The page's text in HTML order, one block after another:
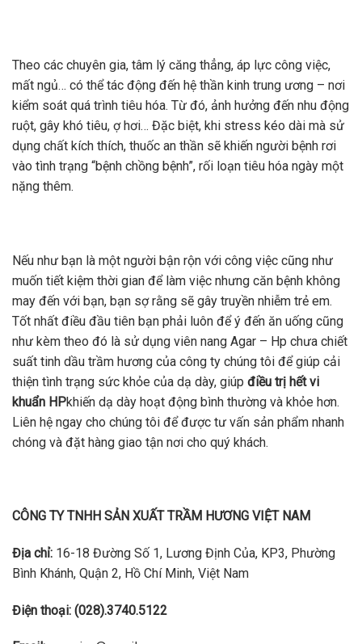
Theo các chuyên gia, tâm lý căng thẳng, áp lực công việc,
mất ngủ… có thể tác động đến hệ thần kinh trung ương – nơi
kiểm soát quá trình tiêu hóa. Từ đó, ảnh hưởng đến nhu động
ruột, gây khó tiêu, ợ hơi… Đặc biệt, khi stress kéo dài mà sử
dụng chất kích thích, thuốc an thần sẽ khiến người bệnh rơi
vào tình trạng “bệnh chồng bệnh”, rối loạn tiêu hóa ngày một
nặng thêm.
Nếu như bạn là một người bận rộn với công việc cũng như
muốn tiết kiệm thời gian để làm việc nhưng căn bệnh không
may đến với bạn, bạn sợ rằng sẽ gây truyền nhiễm trẻ em.
Tốt nhất điều đầu tiên bạn phải luôn để ý đến ăn uống cũng
như kèm theo đó là sử dụng viên nang Agar – Hp chưa chiết
suất tinh dầu trầm hương của công ty chúng tôi để giúp cải
thiện tình trạng sức khỏe của dạ dày, giúp điều trị hết vi
khuẩn HPkhiến dạ dày hoạt động bình thường và khỏe hơn.
Liên hệ ngay cho chúng tôi để được tư vấn sản phẩm nhanh
chóng và đặt hàng giao tận nơi cho quý khách.
CÔNG TY TNHH SẢN XUẤT TRẦM HƯƠNG VIỆT NAM
Địa chỉ: 16-18 Đường Số 1, Lương Định Của, KP3, Phường
Bình Khánh, Quận 2, Hồ Chí Minh, Việt Nam
Điện thoại: (028).3740.5122